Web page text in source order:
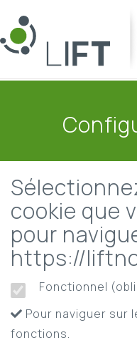
cookie que
pour
https://
Fonctionnel
Pour naviguer sur
fonctions.